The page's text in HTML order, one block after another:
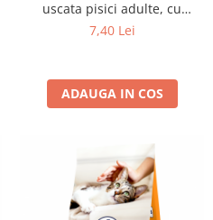
uscata pisici adulte, cu
Somon, 300g
7,40 Lei
ADAUGA IN COS